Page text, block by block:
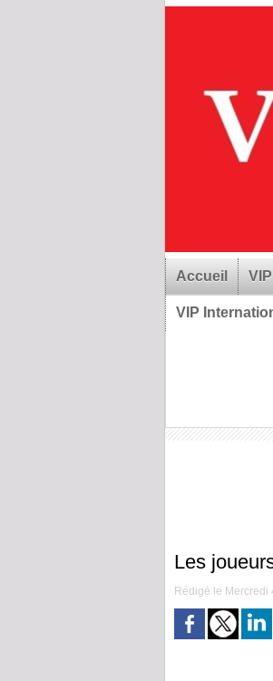
Accueil
VIP
Les
Rédigé le Mercredi